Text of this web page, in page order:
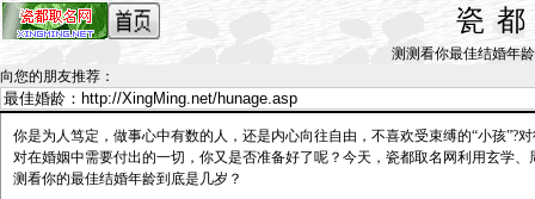
瓷
测测看你最佳结婚年
向您的朋友推荐 ：
你是为人笃定，做事心中有数的人，还是内心向往自由，不喜欢受束缚的“小孩”?
对在婚姻中需要付出的一切，你又是否准备好了呢？今天，瓷都取名网利用玄学
测看你的最佳结婚年龄到底是几岁？